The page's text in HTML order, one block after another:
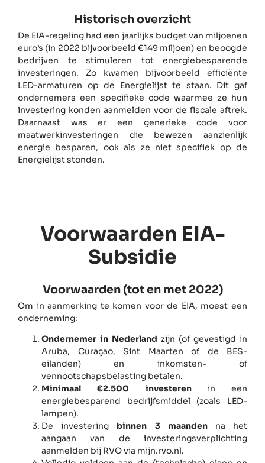
Historisch overzicht
De EIA-regeling had een jaarlijks budget van miljoenen
euro’s (in 2022 bijvoorbeeld €149 miljoen) en beoogde
bedrijven te stimuleren tot energiebesparende
investeringen. Zo kwamen bijvoorbeeld efficiënte
LED-armaturen op de Energielijst te staan. Dit gaf
ondernemers een specifieke code waarmee ze hun
investering konden aanmelden voor de fiscale aftrek.
Daarnaast was er een generieke code voor
maatwerkinvesteringen die bewezen aanzienlijk
energie besparen, ook als ze niet specifiek op de
Energielijst stonden.
Voorwaarden EIA-
Subsidie
Voorwaarden (tot en met 2022)
Om in aanmerking te komen voor de EIA, moest een
onderneming:
Ondernemer in Nederland zijn (of gevestigd in
Aruba, Curaçao, Sint Maarten of de BES-
eilanden) en inkomsten- of
vennootschapsbelasting betalen.
Minimaal €2.500 investerenin een
energiebesparend bedrijfsmiddel (zoals LED-
lampen).
De investering binnen 3 maandenna het
aangaan van de investeringsverplichting
aanmelden bij RVO via mijn.rvo.nl.